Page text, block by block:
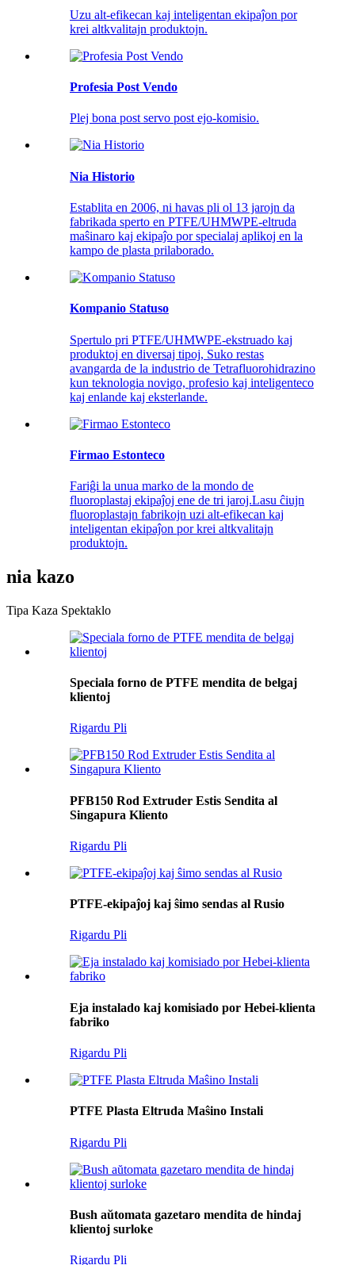
Uzu alt-efikecan kaj inteligentan ekipaĵon por
krei altkvalitajn produktojn.
Profesia Post Vendo
Plej bona post servo post ejo-komisio.
Nia Historio
Establita en 2006, ni havas pli ol 13 jarojn da
fabrikada sperto en PTFE/UHMWPE-eltruda
maŝinaro kaj ekipaĵo por specialaj aplikoj en la
kampo de plasta prilaborado.
Kompanio Statuso
Spertulo pri PTFE/UHMWPE-ekstruado kaj
produktoj en diversaj tipoj, Suko restas
avangarda de la industrio de Tetrafluorohidrazino
kun teknologia novigo, profesio kaj inteligenteco
kaj enlande kaj eksterlande.
Firmao Estonteco
Fariĝi la unua marko de la mondo de
fluoroplastaj ekipaĵoj ene de tri jaroj.Lasu ĉiujn
fluoroplastajn fabrikojn uzi alt-efikecan kaj
inteligentan ekipaĵon por krei altkvalitajn
produktojn.
nia kazo
Tipa Kaza Spektaklo
Speciala forno de PTFE mendita de belgaj
klientoj
Rigardu Pli
PFB150 Rod Extruder Estis Sendita al
Singapura Kliento
Rigardu Pli
PTFE-ekipaĵoj kaj ŝimo sendas al Rusio
Rigardu Pli
Eja instalado kaj komisiado por Hebei-klienta
fabriko
Rigardu Pli
PTFE Plasta Eltruda Maŝino Instali
Rigardu Pli
Bush aŭtomata gazetaro mendita de hindaj
klientoj surloke
Rigardu Pli